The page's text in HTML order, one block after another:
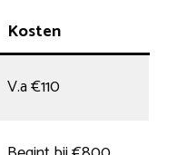
Kosten
V.a €110